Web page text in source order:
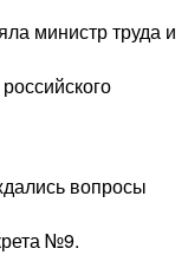
министр труда и
вопросы
№9.